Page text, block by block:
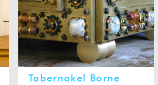
Tabernakel Borne